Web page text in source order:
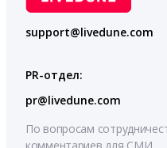
support@livedune.com
PR-отдел:
pr@livedune.com
По вопросам